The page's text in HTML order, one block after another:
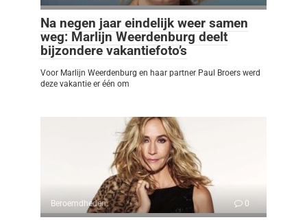
Na negen jaar eindelijk weer samen
weg: Marlijn Weerdenburg deelt
bijzondere vakantiefoto’s
Voor Marlijn Weerdenburg en haar partner Paul Broers werd
deze vakantie er één om
Beroemdheden 0